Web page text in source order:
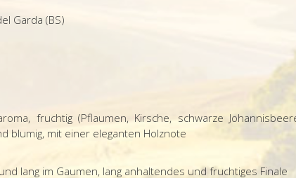
Garda (BS)
fruchtig (Pflaumen, Kirsche, schwarze
blumig, mit einer eleganten Holznote
lang im Gaumen, lang anhaltendes und fruchtiges Finale